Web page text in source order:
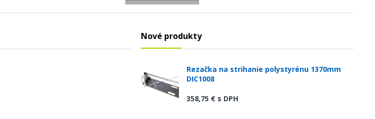
Nové produkty
Rezačka na strihanie polystyrénu 1370mm
DIC1008
358,75 € s DPH